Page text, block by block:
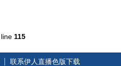
115
联系伊人直播色版下载